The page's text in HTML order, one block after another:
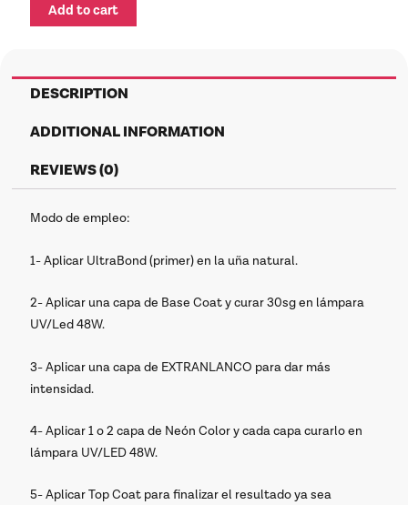
VERDE
Add to cart
DESCRIPTION
ADDITIONAL INFORMATION
REVIEWS (0)
Modo de empleo:
1- Aplicar UltraBond (primer) en la uña natural.
2- Aplicar una capa de Base Coat y curar 30sg en lámpara
UV/Led 48W.
3- Aplicar una capa de EXTRANLANCO para dar más
intensidad.
4- Aplicar 1 o 2 capa de Neón Color y cada capa curarlo en
lámpara UV/LED 48W.
5- Aplicar Top Coat para finalizar el resultado ya sea